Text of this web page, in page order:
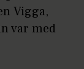
Vigga,
var med